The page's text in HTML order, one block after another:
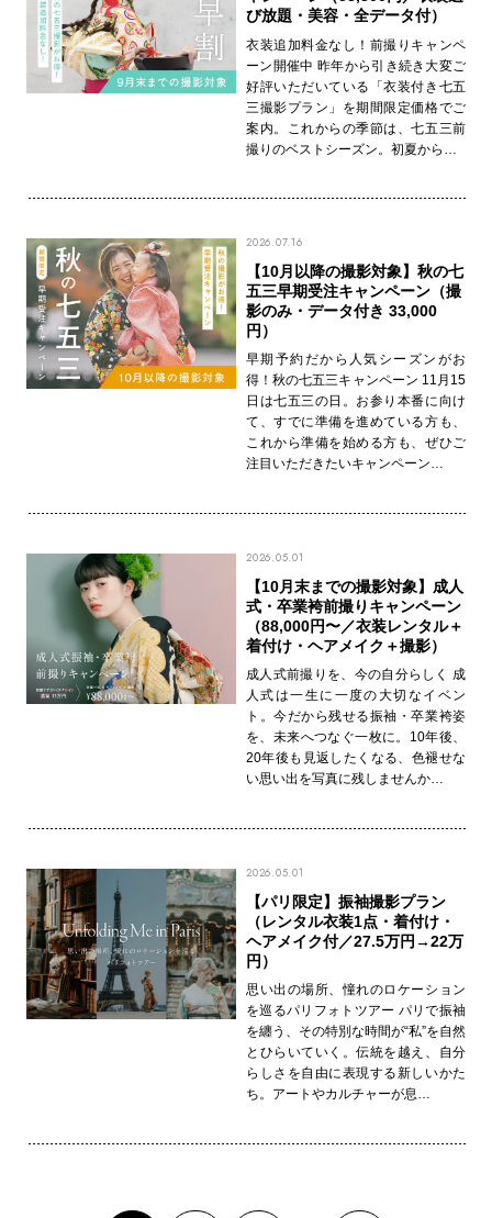
び放題・美容・全データ付）
衣装追加料金なし！前撮りキャンペ
ーン開催中 昨年から引き続き大変ご
好評いただいている「衣装付き七五
三撮影プラン」を期間限定価格でご
案内。これからの季節は、七五三前
撮りのベストシーズン。初夏から…
2026.07.16
【10月以降の撮影対象】秋の七
五三早期受注キャンペーン（撮
影のみ・データ付き 33,000
円）
早期予約だから人気シーズンがお
得！秋の七五三キャンペーン 11月15
日は七五三の日。お参り本番に向け
て、すでに準備を進めている方も、
これから準備を始める方も、ぜひご
注目いただきたいキャンペーン…
2026.05.01
【10月末までの撮影対象】成人
式・卒業袴前撮りキャンペーン
（88,000円〜／衣装レンタル＋
着付け・ヘアメイク＋撮影）
成人式前撮りを、今の自分らしく 成
人式は一生に一度の大切なイベン
ト。今だから残せる振袖・卒業袴姿
を、未来へつなぐ一枚に。10年後、
20年後も見返したくなる、色褪せな
い思い出を写真に残しませんか…
2026.05.01
【パリ限定】振袖撮影プラン
（レンタル衣装1点・着付け・
ヘアメイク付／27.5万円→22万
円）
思い出の場所、憧れのロケーション
を巡るパリフォトツアー パリで振袖
を纏う、その特別な時間が“私”を自然
とひらいていく。伝統を越え、自分
らしさを自由に表現する新しいかた
ち。アートやカルチャーが息…